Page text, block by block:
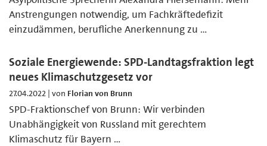
Anstrengungen notwendig, um Fachkräftedefizit
einzudämmen, berufliche Anerkennung zu …
Soziale Energiewende: SPD-Landtagsfraktion legt
neues Klimaschutzgesetz vor
27.04.2022 | von Florian von Brunn
SPD-Fraktionschef von Brunn: Wir verbinden
Unabhängigkeit von Russland mit gerechtem
Klimaschutz für Bayern …